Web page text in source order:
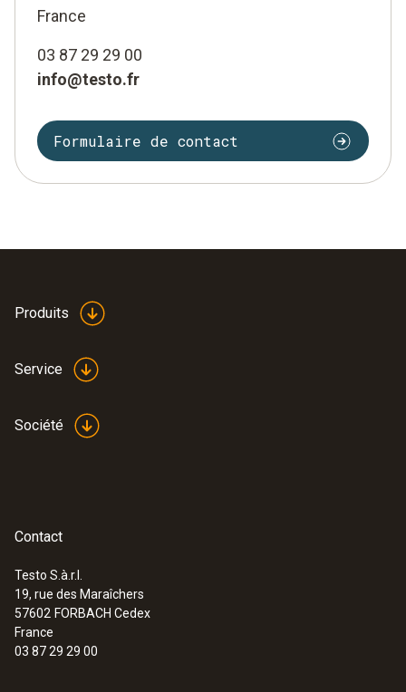
France
03 87 29 29 00
info@testo.fr
Formulaire de contact
Produits
Service
Société
Contact
Testo S.à.r.l.
19, rue des Maraîchers
57602 FORBACH Cedex
France
03 87 29 29 00